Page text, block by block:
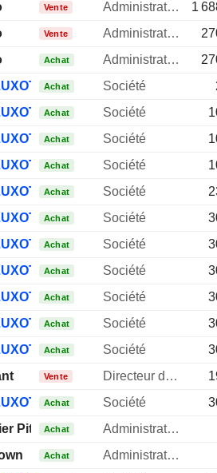
Vente Administrateur
1
Vente Administrateur
Achat Administrateur
SA
Achat Société
SA
Achat Société
SA
Achat Société
SA
Achat Société
SA
Achat Société
SA
Achat Société
SA
Achat Société
SA
Achat Société
SA
Achat Société
SA
Achat Société
SA
Achat Société
Vente Directeur des operations
SA
Achat Société
PitreAchat
Administrateur
Achat
Administrateur